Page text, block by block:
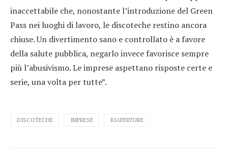
inaccettabile che, nonostante l’introduzione del Green
Pass nei luoghi di lavoro, le discoteche restino ancora
chiuse. Un divertimento sano e controllato è a favore
della salute pubblica, negarlo invece favorisce sempre
più l’abusivismo. Le imprese aspettano risposte certe e
serie, una volta per tutte”.
DISCOTECHE IMPRESE RIAPERTURE